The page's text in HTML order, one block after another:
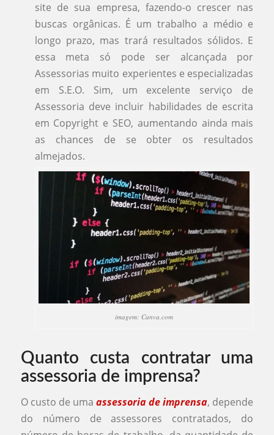
site de sua empresa, fazendo-o crescer nas
buscas orgânicas. É um trabalho a médio e
longo prazo, mas trará resultados sólidos. E
essa meta só pode ser alcançada por
Assessorias muito experientes e especializadas
em S.E.O. Sim, um excelente serviço de
Assessoria deve incluir habilidades de escrita
em Copyright e SEO, aumentando ainda mais
as chances de se obter os resultados
almejados.
imagem: Canva.com
Quanto custa contratar uma
assessoria de imprensa?
O custo de umaassessoria de imprensa, depende
do número de assessores contratados, do